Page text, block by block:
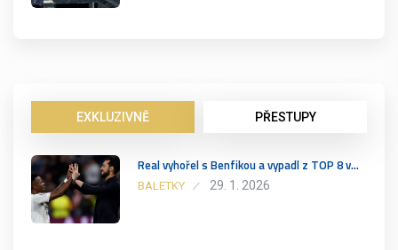
EXKLUZIVNĚ PŘESTUPY
Real vyhořel s Benfikou a vypadl z TOP 8 v…
BALETKY 29. 1. 2026